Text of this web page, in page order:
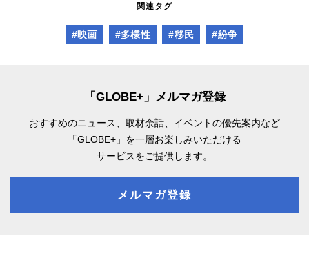
関連タグ
#映画 #多様性 #移民 #紛争
「GLOBE+」メルマガ登録
おすすめのニュース、取材余話、 イベントの優先案内など
「GLOBE+」を一層お楽しみいただける
サービスをご提供します。
メルマガ登録